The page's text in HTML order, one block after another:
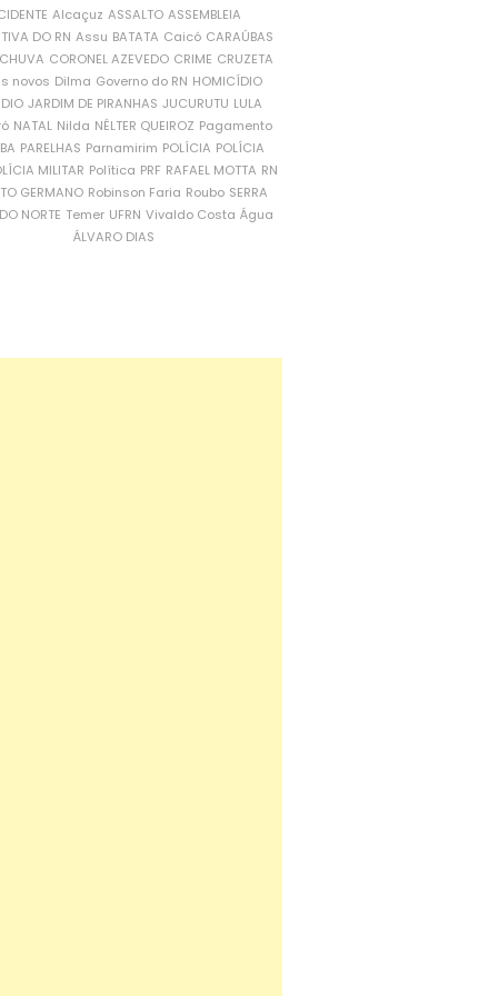
Alcaçuz ASSALTO ASSEMBLEIA
DO RN Assu BATATA Caicó CARAÚBAS
CORONEL AZEVEDO CRIME CRUZETA
novos Dilma Governo do RN HOMICÍDIO
JARDIM DE PIRANHAS JUCURUTU LULA
NATAL Nilda NÉLTER QUEIROZ Pagamento
PARELHAS Parnamirim POLÍCIA POLÍCIA
MILITAR Política PRF RAFAEL MOTTA RN
GERMANO Robinson Faria Roubo SERRA
NORTE Temer UFRN Vivaldo Costa Água
ÁLVARO DIAS